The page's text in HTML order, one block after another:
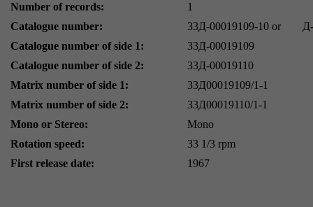
Number of records:
1
Catalogue number:
33Д-00019109-10 or
Catalogue number of side 1:
33Д-00019109
Catalogue number of side 2:
33Д-00019110
Matrix number of side 1:
33Д00019109/1-1
Matrix number of side 2:
33Д00019110/1-1
Mono or Stereo:
Mono
Rotation speed:
33 1/3 rpm
First release date:
1967